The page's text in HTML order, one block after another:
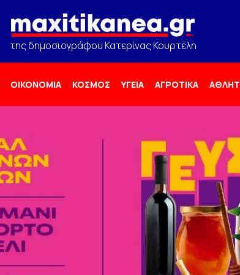
της δημοσιογράφου Κατερίνας Κουρτέλη
ΟΙΚΟΝΟΜΙΑ ΚΟΣΜΟΣ ΥΓΕΙΑ ΑΓΡΟΤΙΚΑ